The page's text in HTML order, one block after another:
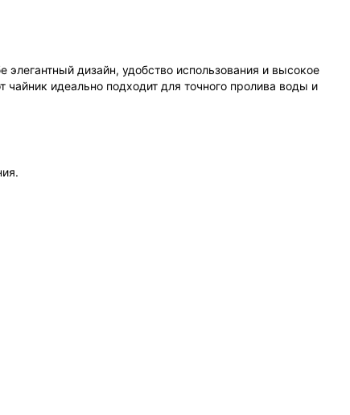
дизайн, удобство использования и высокое
идеально подходит для точного пролива воды и